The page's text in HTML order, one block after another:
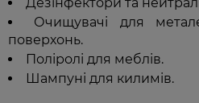
Очищувачі для
поверхонь.
Поліролі для меблів.
Шампуні для килимів.